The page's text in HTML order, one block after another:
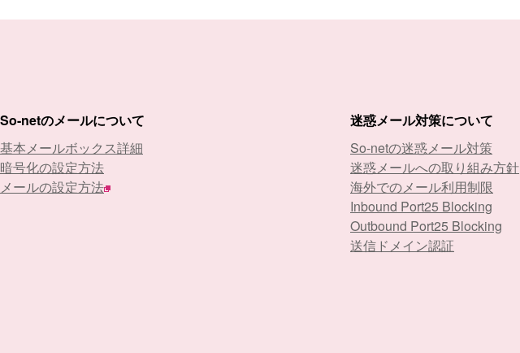
So-netのメールについて
基本メールボックス詳細
暗号化の設定方法
メールの設定方法
迷惑メール対策について
So-netの迷惑メール対策
迷惑メールへの取り組み方針
海外でのメール利用制限
Inbound Port25 Blocking
Outbound Port25 Blocking
送信ドメイン認証